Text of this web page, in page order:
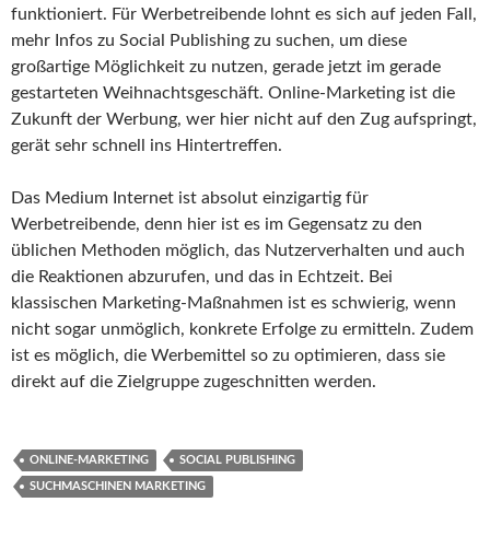
funktioniert. Für Werbetreibende lohnt es sich auf jeden Fall,
mehr Infos zu Social Publishing zu suchen, um diese
großartige Möglichkeit zu nutzen, gerade jetzt im gerade
gestarteten Weihnachtsgeschäft. Online-Marketing ist die
Zukunft der Werbung, wer hier nicht auf den Zug aufspringt,
gerät sehr schnell ins Hintertreffen.
Das Medium Internet ist absolut einzigartig für
Werbetreibende, denn hier ist es im Gegensatz zu den
üblichen Methoden möglich, das Nutzerverhalten und auch
die Reaktionen abzurufen, und das in Echtzeit. Bei
klassischen Marketing-Maßnahmen ist es schwierig, wenn
nicht sogar unmöglich, konkrete Erfolge zu ermitteln. Zudem
ist es möglich, die Werbemittel so zu optimieren, dass sie
direkt auf die Zielgruppe zugeschnitten werden.
ONLINE-MARKETING SOCIAL PUBLISHING
SUCHMASCHINEN MARKETING